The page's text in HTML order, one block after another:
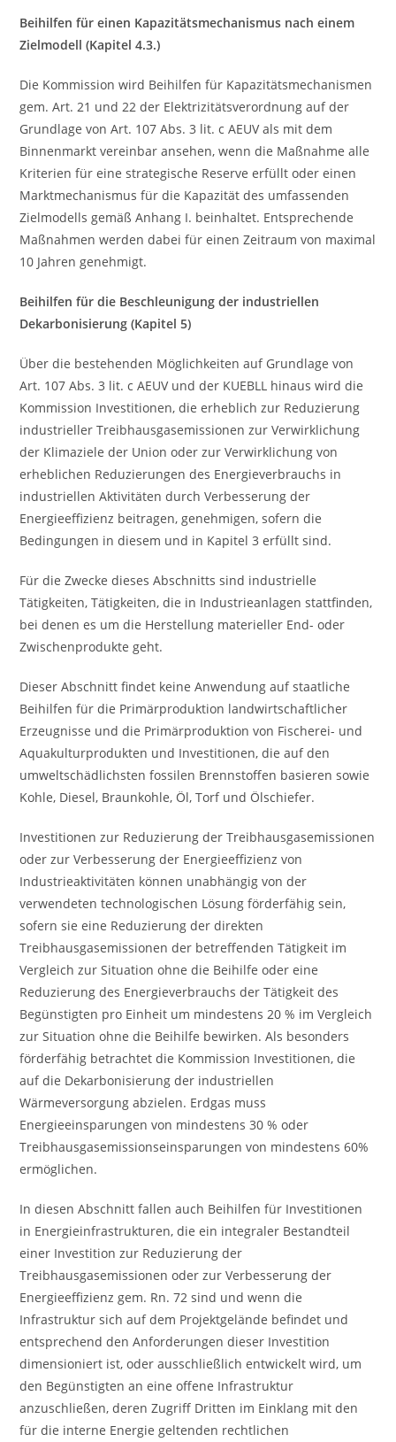
Beihilfen für einen Kapazitätsmechanismus nach einem
Zielmodell (Kapitel 4.3.)
Die Kommission wird Beihilfen für Kapazitätsmechanismen
gem. Art. 21 und 22 der Elektrizitätsverordnung auf der
Grundlage von Art. 107 Abs. 3 lit. c AEUV als mit dem
Binnenmarkt vereinbar ansehen, wenn die Maßnahme alle
Kriterien für eine strategische Reserve erfüllt oder einen
Marktmechanismus für die Kapazität des umfassenden
Zielmodells gemäß Anhang I. beinhaltet. Entsprechende
Maßnahmen werden dabei für einen Zeitraum von maximal
10 Jahren genehmigt.
Beihilfen für die Beschleunigung der industriellen
Dekarbonisierung (Kapitel 5)
Über die bestehenden Möglichkeiten auf Grundlage von
Art. 107 Abs. 3 lit. c AEUV und der KUEBLL hinaus wird die
Kommission Investitionen, die erheblich zur Reduzierung
industrieller Treibhausgasemissionen zur Verwirklichung
der Klimaziele der Union oder zur Verwirklichung von
erheblichen Reduzierungen des Energieverbrauchs in
industriellen Aktivitäten durch Verbesserung der
Energieeffizienz beitragen, genehmigen, sofern die
Bedingungen in diesem und in Kapitel 3 erfüllt sind.
Für die Zwecke dieses Abschnitts sind industrielle
Tätigkeiten, Tätigkeiten, die in Industrieanlagen stattfinden,
bei denen es um die Herstellung materieller End- oder
Zwischenprodukte geht.
Dieser Abschnitt findet keine Anwendung auf staatliche
Beihilfen für die Primärproduktion landwirtschaftlicher
Erzeugnisse und die Primärproduktion von Fischerei- und
Aquakulturprodukten und Investitionen, die auf den
umweltschädlichsten fossilen Brennstoffen basieren sowie
Kohle, Diesel, Braunkohle, Öl, Torf und Ölschiefer.
Investitionen zur Reduzierung der Treibhausgasemissionen
oder zur Verbesserung der Energieeffizienz von
Industrieaktivitäten können unabhängig von der
verwendeten technologischen Lösung förderfähig sein,
sofern sie eine Reduzierung der direkten
Treibhausgasemissionen der betreffenden Tätigkeit im
Vergleich zur Situation ohne die Beihilfe oder eine
Reduzierung des Energieverbrauchs der Tätigkeit des
Begünstigten pro Einheit um mindestens 20 % im Vergleich
zur Situation ohne die Beihilfe bewirken. Als besonders
förderfähig betrachtet die Kommission Investitionen, die
auf die Dekarbonisierung der industriellen
Wärmeversorgung abzielen. Erdgas muss
Energieeinsparungen von mindestens 30 % oder
Treibhausgasemissionseinsparungen von mindestens 60%
ermöglichen.
In diesen Abschnitt fallen auch Beihilfen für Investitionen
in Energieinfrastrukturen, die ein integraler Bestandteil
einer Investition zur Reduzierung der
Treibhausgasemissionen oder zur Verbesserung der
Energieeffizienz gem. Rn. 72 sind und wenn die
Infrastruktur sich auf dem Projektgelände befindet und
entsprechend den Anforderungen dieser Investition
dimensioniert ist, oder ausschließlich entwickelt wird, um
den Begünstigten an eine offene Infrastruktur
anzuschließen, deren Zugriff Dritten im Einklang mit den
für die interne Energie geltenden rechtlichen